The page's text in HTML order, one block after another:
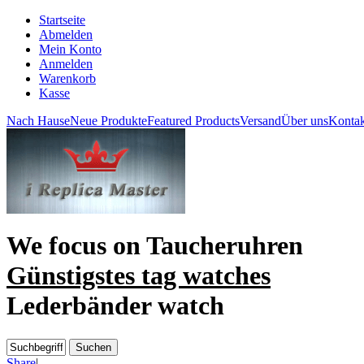
Startseite
Abmelden
Mein Konto
Anmelden
Warenkorb
Kasse
Nach HauseNeue ProdukteFeatured ProductsVersandÜber uns
We focus onTaucheruhren
Günstigstes tag watches
Lederbänder watch